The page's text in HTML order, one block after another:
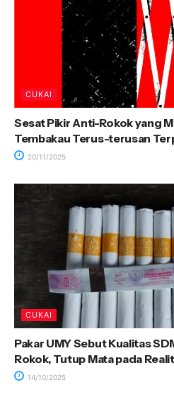
CUKAI
Sesat Pikir Anti-Rokok yang
Tembakau Terus-terusan
20/11/2025
CUKAI
Pakar UMY Sebut Kualitas
Rokok, Tutup Mata pada
14/10/2025